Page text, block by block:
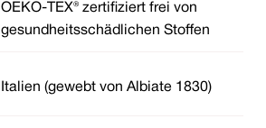
OEKO-TEX® zertifiziert frei von
gesundheitsschädlichen Stoffen
Italien (gewebt von Albiate 1830)